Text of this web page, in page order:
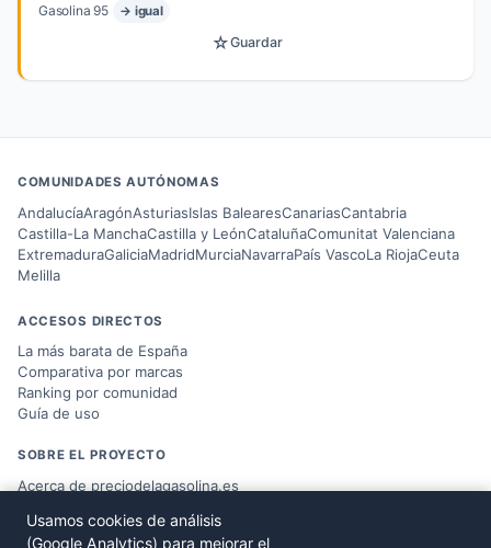
Gasolina 95 → igual
☆Guardar
COMUNIDADES AUTÓNOMAS
AndalucíaAragónAsturiasIslas BalearesCanariasCantabria
Castilla-La ManchaCastilla y LeónCataluñaComunitat Valenciana
ExtremaduraGaliciaMadridMurciaNavarraPaís VascoLa RiojaCeuta
Melilla
ACCESOS DIRECTOS
La más barata de España
Comparativa por marcas
Ranking por comunidad
Guía de uso
SOBRE EL PROYECTO
Acerca de preciodelagasolina.es
Datos del Ministerio MITERD
Usamos cookies de análisis
(Google Analytics) para mejorar el